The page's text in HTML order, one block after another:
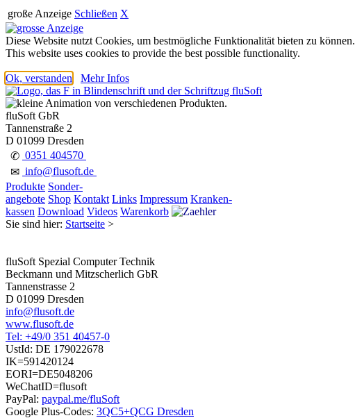
große Anzeige Schließen X
Diese Website nutzt Cookies, um bestmögliche Funktionalität bieten zu können.
This website uses cookies to provide the best possible functionality.
Ok, verstanden Mehr Infos
fluSoft GbR
Tannenstraße 2
D 01099 Dresden
✆ 0351 404570
✉ info@flusoft.de
Produkte Sonder-
angebote Shop Kontakt Links Impressum Kranken-
kassen Download Videos Warenkorb
Sie sind hier: Startseite >
fluSoft Spezial Computer Technik
Beckmann und Mitzscherlich GbR
Tannenstrasse 2
D 01099 Dresden
info@flusoft.de
www.flusoft.de
Tel: +49/0 351 40457-0
UstId: DE 179022678
IK=591420124
EORI=DE5048206
WeChatID=flusoft
PayPal: paypal.me/fluSoft
Google Plus-Codes: 3QC5+QCG Dresden